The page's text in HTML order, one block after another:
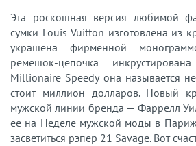
Эта роскошная версия любимой
сумки Louis Vuitton изготовлена из
украшена фирменной
ремешок-цепочка
Millionaire Speedy она называется
стоит миллион долларов. Новый
мужской линии бренда — Фаррелл
ее на Неделе мужской моды в
засветиться рэпер 21 Savage. Вот